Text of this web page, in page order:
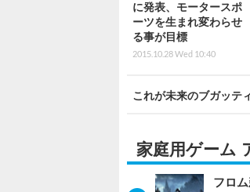
に発表、モータースポ
ーツを生まれ変わらせ
る事が目標
2015.10.28 Wed 10:40
これが未来のブガッテ
家庭用ゲーム
フロ